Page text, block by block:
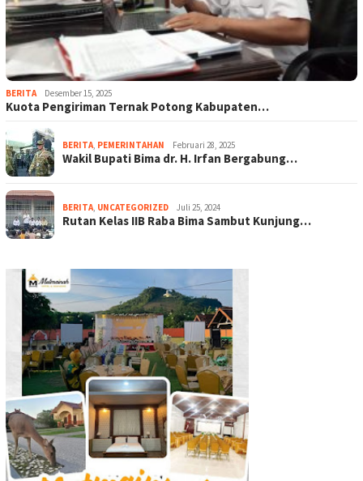
BERITA Desember 15, 2025
Kuota Pengiriman Ternak Potong Kabupaten…
BERITA, PEMERINTAHAN Februari 28, 2025
Wakil Bupati Bima dr. H. Irfan Bergabung…
BERITA, UNCATEGORIZED Juli 25, 2024
Rutan Kelas IIB Raba Bima Sambut Kunjung…